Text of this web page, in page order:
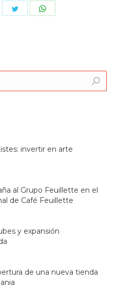
Share
invertir en arte
al Grupo Feuillette en el
de Café Feuillette
y expansión
de una nueva tienda